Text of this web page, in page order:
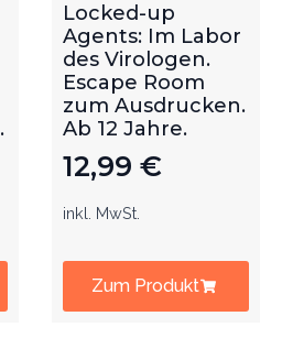
Locked-up
Agents: Im Labor
des Virologen.
Escape Room
zum Ausdrucken.
Ab 12 Jahre.
12,99 €
inkl. MwSt.
Zum Produkt